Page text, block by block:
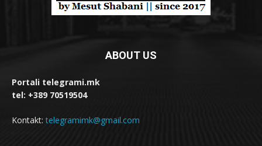
ABOUT US
Portali telegrami.mk
tel: +389 70519504
Kontakt:telegramimk@gmail.com